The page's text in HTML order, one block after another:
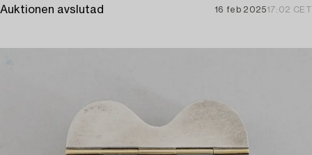
Auktionen avslutad 16 feb 202517:02 CET